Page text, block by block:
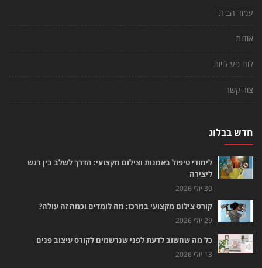
עמוד הבית
אודות
לוח פעילויות
צור קשר
חדש בבלוג
לימודי טיפול באמנות וצילום מקצועי: הדרך לשלב בין רגש
ליצירה
30 יולי 2026
קורס צילום מקצועי במרכז: מה לומדים וכמה זה עולה?
29 יולי 2026
כל מה שחשוב לדעת לפני שנרשמים לקורס עיצוב פנים
13 יולי 2026